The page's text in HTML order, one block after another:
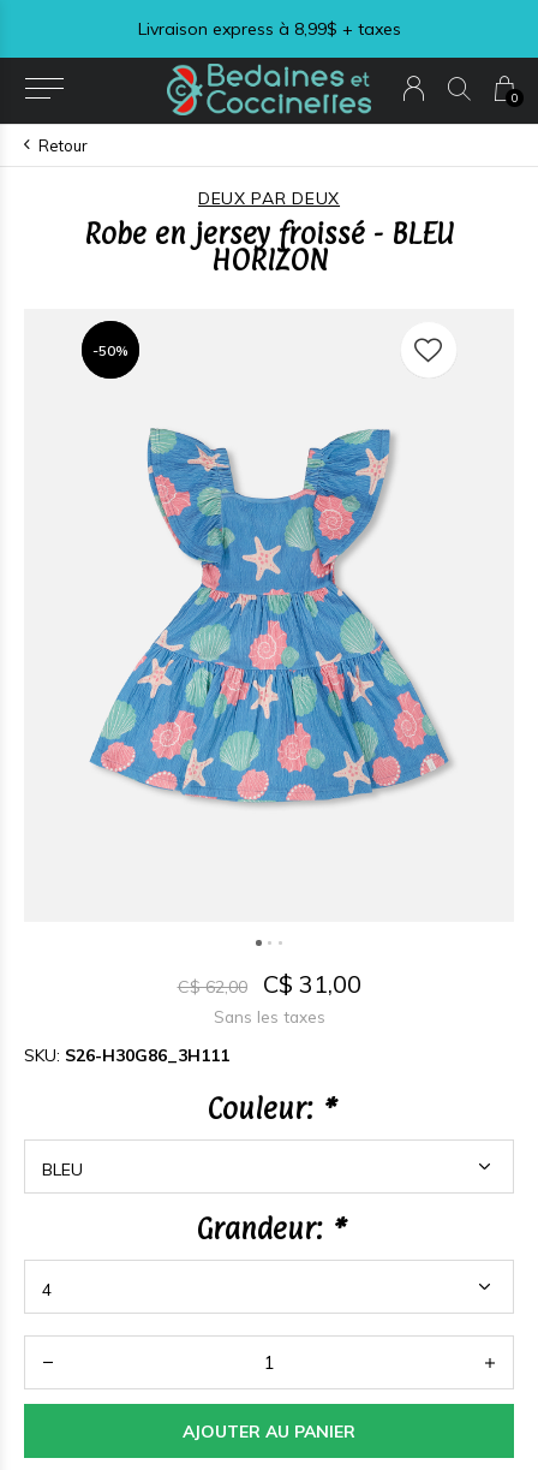
0
Livraison express à 8,99$ + taxes
Retour
DEUX PAR DEUX
Robe en jersey froissé - BLEU
HORIZON
-50%
-50%
C$ 62,00 C$ 31,00
Sans les taxes
SKU: S26-H30G86_3H111
Couleur: *
Grandeur: *
AJOUTER AU PANIER